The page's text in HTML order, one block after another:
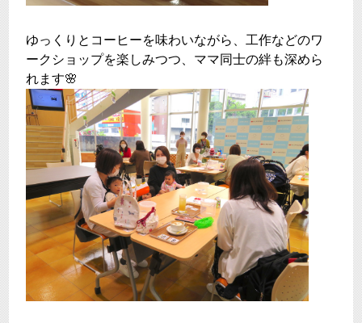
ゆっくりとコーヒーを味わいながら、工作などのワ
ークショップを楽しみつつ、ママ同士の絆も深めら
れます🌸